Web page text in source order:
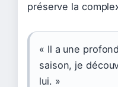
préserve la
« Il a une
saison, je
lui. »